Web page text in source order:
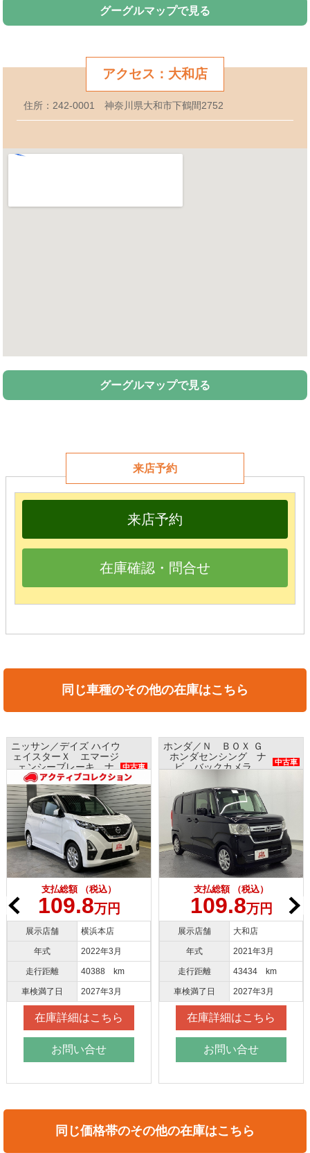
グーグルマップで見る
アクセス：大和店
住所：242-0001 神奈川県大和市下鶴間2752
グーグルマップで見る
来店予約
来店予約
在庫確認・問合せ
同じ車種のその他の在庫はこちら
ニッサン／デイズ ハイウ
ェイスターＸ エマージ
ェンシーブレーキ ナ
ビ アラウンドビューモ
ニター インテリキー
中古車
支払総額 （税込）
109.8万円
展示店舗 横浜本店
年式 2022年3月
走行距離 40388 km
車検満了日 2027年3月
在庫詳細はこちら
お問い合せ
ホンダ／Ｎ ＢＯＸ Ｇ
ホンダセンシング ナ
ビ バックカメラ
中古車
支払総額 （税込）
109.8万円
展示店舗 大和店
年式 2021年3月
走行距離 43434 km
車検満了日 2027年3月
在庫詳細はこちら
お問い合せ
同じ価格帯のその他の在庫はこちら